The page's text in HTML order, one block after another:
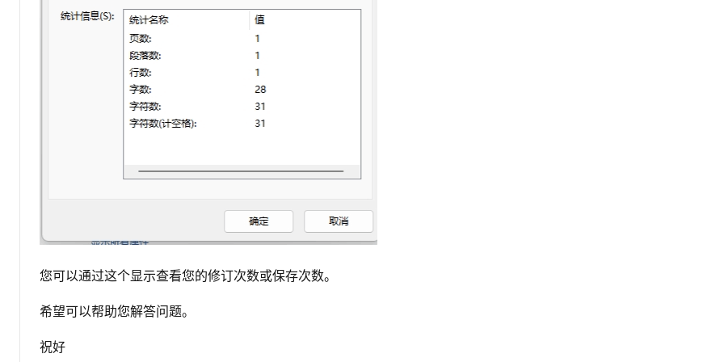
您可以通过这个显示查看您的修订次数或保存次数。
希望可以帮助您解答问题。
祝好